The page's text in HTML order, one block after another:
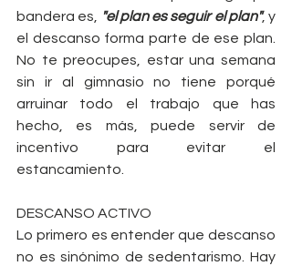
bandera es, "el plan es seguir el plan", y
el descanso forma parte de ese plan.
No te preocupes, estar una semana
sin ir al gimnasio no tiene porqué
arruinar todo el trabajo que has
hecho, es más, puede servir de
incentivo para evitar el
estancamiento.
DESCANSO ACTIVO
Lo primero es entender que descanso
no es sinónimo de sedentarismo. Hay